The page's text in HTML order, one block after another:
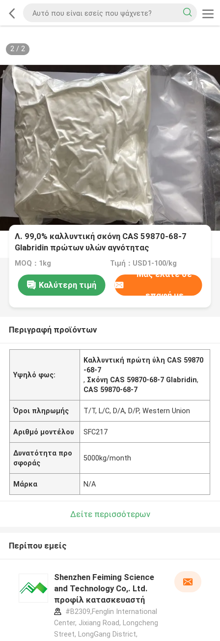
2/ 2
Λ. 99,0% καλλυντική σκόνη CAS 59870-68-7
Glabridin πρώτων υλών αγνότητας
MOQ：1kg Τιμή：USD1-100/kg
Καλύτερη τιμή
Μας ελάτε σε
επαφή με
Περιγραφή προϊόντων
Υψηλό φως:
Καλλυντική πρώτη ύλη CAS 59870
-68-7
, Σκόνη CAS 59870-68-7 Glabridin,
CAS 59870-68-7
Όροι πληρωμής T/T, L/C, D/A, D/P, Western Union
Αριθμό μοντέλου SFC217
Δυνατότητα προ
σφοράς
5000kg/month
Μάρκα N/A
Δείτε περισσότερων
Περίπου εμείς
Shenzhen Feiming Science
and Technology Co,. Ltd.
προφίλ κατασκευαστή
#B2309,Fenglin International
Center, Jixiang Road, Longcheng
Street, LongGang District,